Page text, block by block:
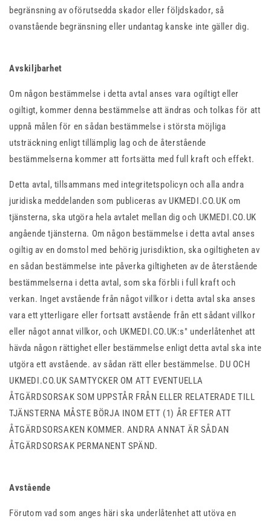
begränsning av oförutsedda skador eller följdskador, så
ovanstående begränsning eller undantag kanske inte gäller dig.
Avskiljbarhet
Om någon bestämmelse i detta avtal anses vara ogiltigt eller
ogiltigt, kommer denna bestämmelse att ändras och tolkas för att
uppnå målen för en sådan bestämmelse i största möjliga
utsträckning enligt tillämplig lag och de återstående
bestämmelserna kommer att fortsätta med full kraft och effekt.
Detta avtal, tillsammans med integritetspolicyn och alla andra
juridiska meddelanden som publiceras av UKMEDI.CO.UK om
tjänsterna, ska utgöra hela avtalet mellan dig och UKMEDI.CO.UK
angående tjänsterna. Om någon bestämmelse i detta avtal anses
ogiltig av en domstol med behörig jurisdiktion, ska ogiltigheten av
en sådan bestämmelse inte påverka giltigheten av de återstående
bestämmelserna i detta avtal, som ska förbli i full kraft och
verkan. Inget avstående från något villkor i detta avtal ska anses
vara ett ytterligare eller fortsatt avstående från ett sådant villkor
eller något annat villkor, och UKMEDI.CO.UK:s" underlåtenhet att
hävda någon rättighet eller bestämmelse enligt detta avtal ska inte
utgöra ett avstående. av sådan rätt eller bestämmelse. DU OCH
UKMEDI.CO.UK SAMTYCKER OM ATT EVENTUELLA
ÅTGÄRDSORSAK SOM UPPSTÅR FRÅN ELLER RELATERADE TILL
TJÄNSTERNA MÅSTE BÖRJA INOM ETT (1) ÅR EFTER ATT
ÅTGÄRDSORSAKEN KOMMER. ANDRA ANNAT ÄR SÅDAN
ÅTGÄRDSORSAK PERMANENT SPÄND.
Avstående
Förutom vad som anges häri ska underlåtenhet att utöva en